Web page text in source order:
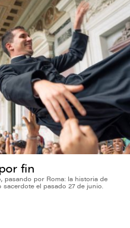
fin
pasando por Roma: la historia de
el pasado 27 de junio.